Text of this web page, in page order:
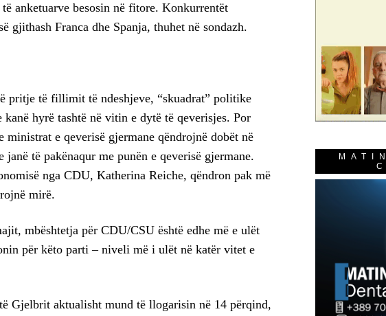
anketuarve besosin në fitore. Konkurrentët
gjithash Franca dhe Spanja, thuhet në sondazh.
pritje të fillimit të ndeshjeve, “skuadrat” politike
hyrë tashtë në vitin e dytë të qeverisjes. Por
e qeverisë gjermane qëndrojnë dobët në
janë të pakënaqur me punën e qeverisë gjermane.
nga CDU, Katherina Reiche, qëndron pak më
mirë.
mbështetja për CDU/CSU është edhe më e ulët
për këto parti – niveli më i ulët në katër vitet e
Gjelbrit aktualisht mund të llogarisin në 14 përqind,